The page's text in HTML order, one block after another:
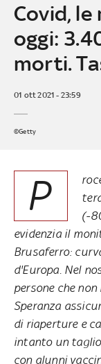
Covid,
oggi:
morti.
01 ott 2021 - 23:59
©Getty
P
(-
evidenzia il
Brusaferro:
d'Europa. Nel
persone che
Speranza
di riaperture e
intanto un
con alunni